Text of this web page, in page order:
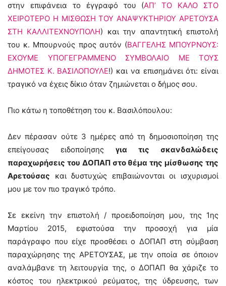
στην επιφάνεια το έγγραφό του (ΑΠ’ ΤΟ ΚΑΛΟ ΣΤΟ
ΧΕΙΡΟΤΕΡΟ Η ΜΙΣΘΩΣΗ ΤΟΥ ΑΝΑΨΥΚΤΗΡΙΟΥ ΑΡΕΤΟΥΣΑ
ΣΤΗ ΚΑΛΛΙΤΕΧΝΟΥΠΟΛΗ) και την απαντητική επιστολή
του κ. Μπουρνούς προς αυτόν (ΒΑΓΓΕΛΗΣ ΜΠΟΥΡΝΟΥΣ:
ΕΧΟΥΜΕ ΥΠΟΓΕΓΡΑΜΜΕΝΟ ΣΥΜΒΟΛΑΙΟ ΜΕ ΤΟΥΣ
ΔΗΜΟΤΕΣ Κ. ΒΑΣΙΛΟΠΟΥΛΕ!) και να επισημάνει ότι: είναι
τραγικό να έχεις δίκιο όταν ζημιώνεται ο δήμος σου.
Πιο κάτω η τοποθέτηση του κ. Βασιλόπουλου:
Δεν πέρασαν ούτε 3 ημέρες από τη δημοσιοποίηση της
επείγουσας ειδοποίησης για τις σκανδαλώδεις
παραχωρήσεις του ΔΟΠΑΠ στο θέμα της μίσθωσης της
Αρετούσας και δυστυχώς επιβαιώνονται οι ισχυρισμοί
μου με τον πιο τραγικό τρόπο.
Σε εκείνη την επιστολή / προειδοποίηση μου, της 1ης
Μαρτίου 2015, εφιστούσα την προσοχή για μία
παράγραφο που είχε προσθέσει ο ΔΟΠΑΠ στη σύμβαση
παραχώρησης της ΑΡΕΤΟΥΣΑΣ, με την οποία σε όποιον
αναλάμβανε τη λειτουργία της, ο ΔΟΠΑΠ θα χάριζε το
κόστος του ηλεκτρικού ρεύματος, της ύδρευσης, των